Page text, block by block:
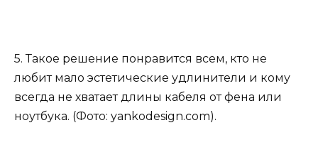
5. Такое решение понравится всем, кто не
любит мало эстетические удлинители и кому
всегда не хватает длины кабеля от фена или
ноутбука. (Фото: yankodesign.com).